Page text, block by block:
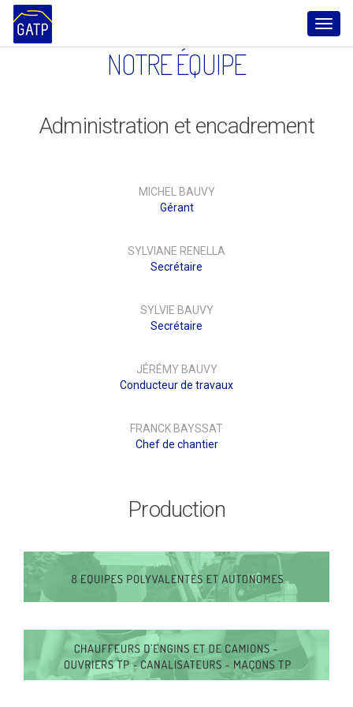
NOTRE ÉQUIPE
Administration et encadrement
MICHEL BAUVY
Gérant
SYLVIANE RENELLA
Secrétaire
SYLVIE BAUVY
Secrétaire
JÉRÉMY BAUVY
Conducteur de travaux
FRANCK BAYSSAT
Chef de chantier
Production